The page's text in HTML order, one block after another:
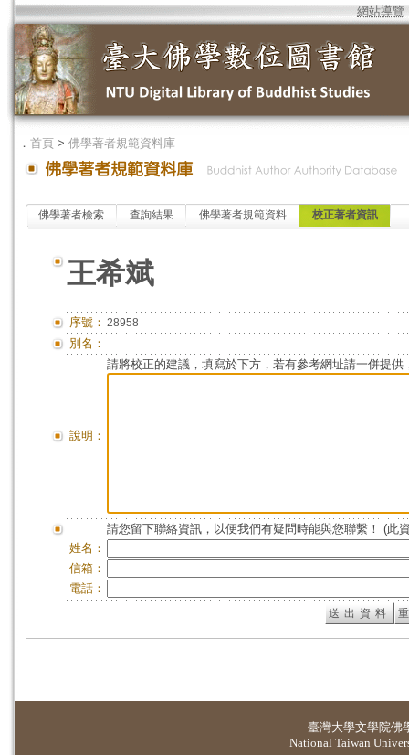
網站導覽
． 首頁 > 佛學著者規範資料庫
佛學著者檢索 查詢結果 佛學著者規範資料 校正著者資訊
王希斌
序號： 28958
別名：
說明：
請將校正的建議，填寫於下方，若有參考網址請一併提供
請您留下聯絡資訊，以便我們有疑問時能與您聯繫！ (此
姓名：
信箱：
電話：
臺灣大學文學院佛
National Taiwan